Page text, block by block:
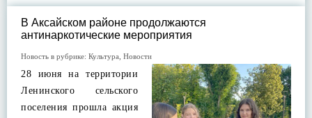
В Аксайском районе продолжаются
антинаркотические мероприятия
Новость в рубрике: Культура Новости
28 июня на территории
Ленинского сельского
поселения прошла акция